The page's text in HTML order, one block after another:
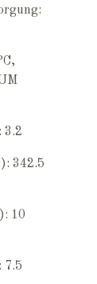
3.2
342.5
10
7.5